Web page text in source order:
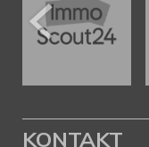
KONTAKT